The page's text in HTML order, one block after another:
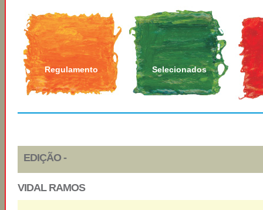
Regulamento Selecionados
EDIÇÃO -
VIDAL RAMOS